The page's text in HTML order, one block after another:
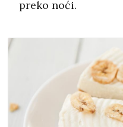
preko noći.